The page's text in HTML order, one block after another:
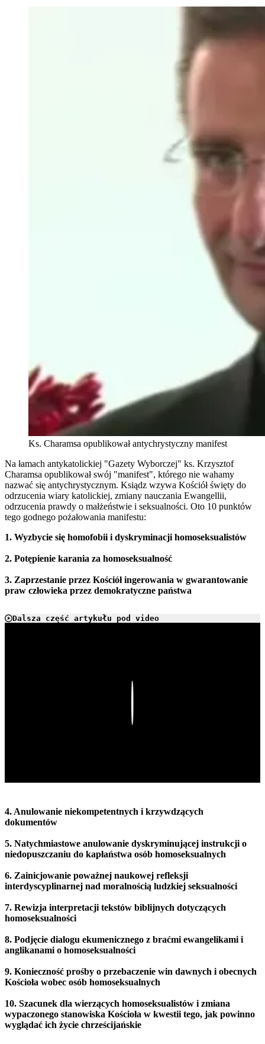
Ks. Charamsa opublikował antychrystyczny manifest
Na łamach antykatolickiej "Gazety Wyborczej" ks. Krzysztof
Charamsa opublikował swój "manifest", którego nie wahamy
nazwać się antychrystycznym. Ksiądz wzywa Kościół święty do
odrzucenia wiary katolickiej, zmiany nauczania Ewangellii,
odrzucenia prawdy o małżeństwie i seksualności. Oto 10 punktów
tego godnego pożałowania manifestu:
1. Wyzbycie się homofobii i dyskryminacji homoseksualistów
2. Potępienie karania za homoseksualność
3. Zaprzestanie przez Kościół ingerowania w gwarantowanie
praw człowieka przez demokratyczne państwa
Dalsza część artykułu pod video
4. Anulowanie niekompetentnych i krzywdzących
dokumentów
5. Natychmiastowe anulowanie dyskryminującej instrukcji o
niedopuszczaniu do kapłaństwa osób homoseksualnych
6. Zainicjowanie poważnej naukowej refleksji
interdyscyplinarnej nad moralnością ludzkiej seksualności
7. Rewizja interpretacji tekstów biblijnych dotyczących
homoseksualności
8. Podjęcie dialogu ekumenicznego z braćmi ewangelikami i
anglikanami o homoseksualności
9. Konieczność prośby o przebaczenie win dawnych i obecnych
Kościoła wobec osób homoseksualnych
10. Szacunek dla wierzących homoseksualistów i zmiana
wypaczonego stanowiska Kościoła w kwestii tego, jak powinno
wyglądać ich życie chrześcijańskie